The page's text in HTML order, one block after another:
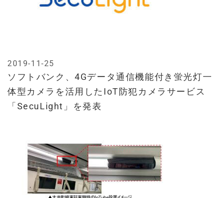
ソフトバンク、4Gデータ通信機能付き蛍光灯一
体型カメラを活用したIoT防犯カメラサービス
「SecuLight」を発表
2019-11-25